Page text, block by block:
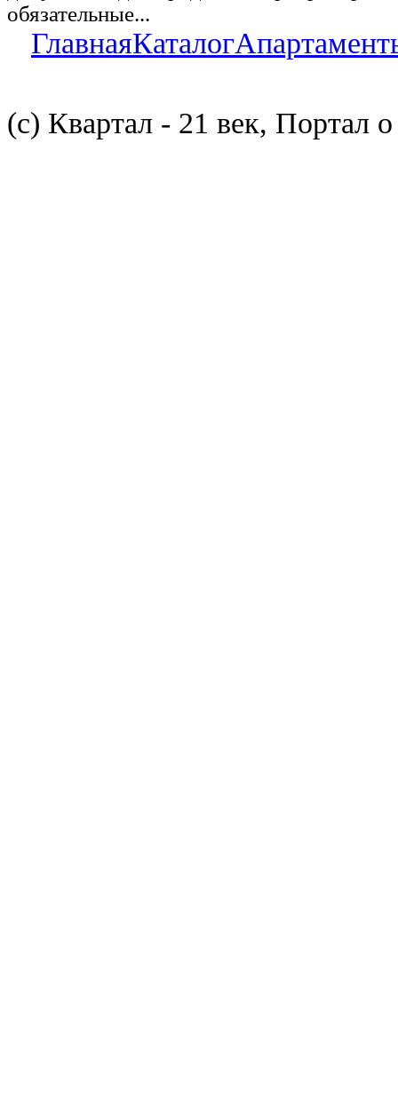
обязательные...
ГлавнаяКаталог
(с) Квартал - 21 век, Портал